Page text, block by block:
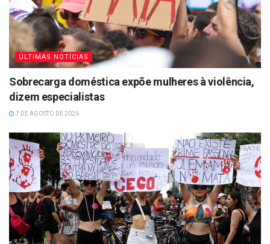
ÚLTIMAS NOTÍCIAS
Sobrecarga doméstica expõe mulheres à violência,
dizem especialistas
7 DE AGOSTO DE 2026